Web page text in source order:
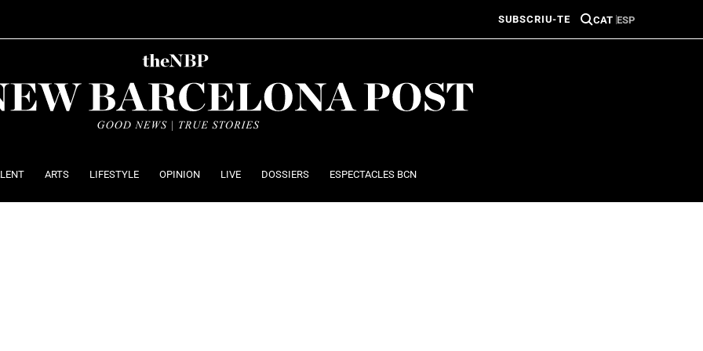
SUBSCRIU-TE CAT ESP
ARTS LIFESTYLE OPINION LIVE DOSSIERS ESPECTACLES BCN